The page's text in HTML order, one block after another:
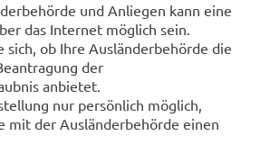
und Anliegen kann eine
das Internet möglich sein.
sich, ob Ihre Ausländerbehörde die
der
anbietet.
nur persönlich möglich,
mit der Ausländerbehörde einen